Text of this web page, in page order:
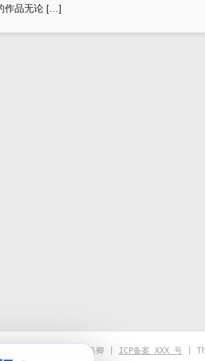
作品无论 […]
© 2021-2026 优马卿 | ICP备案 XXX 号|